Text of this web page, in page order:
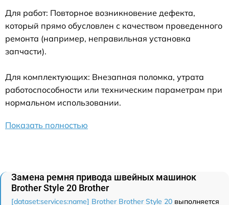
Для работ: Повторное возникновение дефекта,
который прямо обусловлен с качеством проведенного
ремонта (например, неправильная установка
запчасти).
Для комплектующих: Внезапная поломка, утрата
работоспособности или техническим параметрам при
нормальном использовании.
Показать полностью
Замена ремня привода швейных машинок
Brother Style 20 Brother
[dataset:services:name] Brother Brother Style 20 выполняется